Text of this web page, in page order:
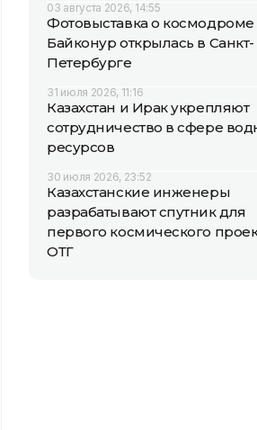
03 августа 2026, 14:55
Фотовыставка о космодроме
Байконур открылась в Санкт-
Петербурге
31 июля 2026, 11:16
Казахстан и Ирак укрепляют
сотрудничество в сфере
ресурсов
30 июля 2026, 23:52
Казахстанские инженеры
разрабатывают спутник для
первого космического
ОТГ